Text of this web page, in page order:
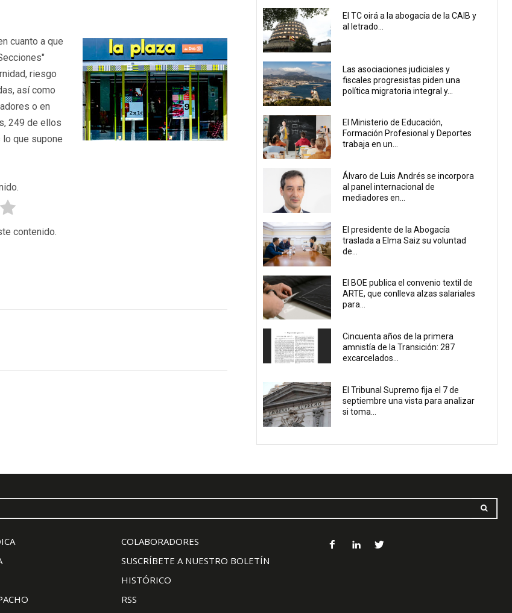
cuanto a que
riesgo
así como
o en
249 de ellos
lo que supone
contenido.
El TC oirá a la abogacía de la CAIB y
al letrado...
Las asociaciones judiciales y
fiscales progresistas piden una
política migratoria integral y...
El Ministerio de Educación,
Formación Profesional y Deportes
trabaja en un...
Álvaro de Luis Andrés se incorpora
al panel internacional de
mediadores en...
El presidente de la Abogacía
traslada a Elma Saiz su voluntad
de...
El BOE publica el convenio textil de
ARTE, que conlleva alzas salariales
para...
Cincuenta años de la primera
amnistía de la Transición: 287
excarcelados...
El Tribunal Supremo fija el 7 de
septiembre una vista para analizar
si toma...
COLABORADORES
SUSCRÍBETE A NUESTRO BOLETÍN
HISTÓRICO
RSS